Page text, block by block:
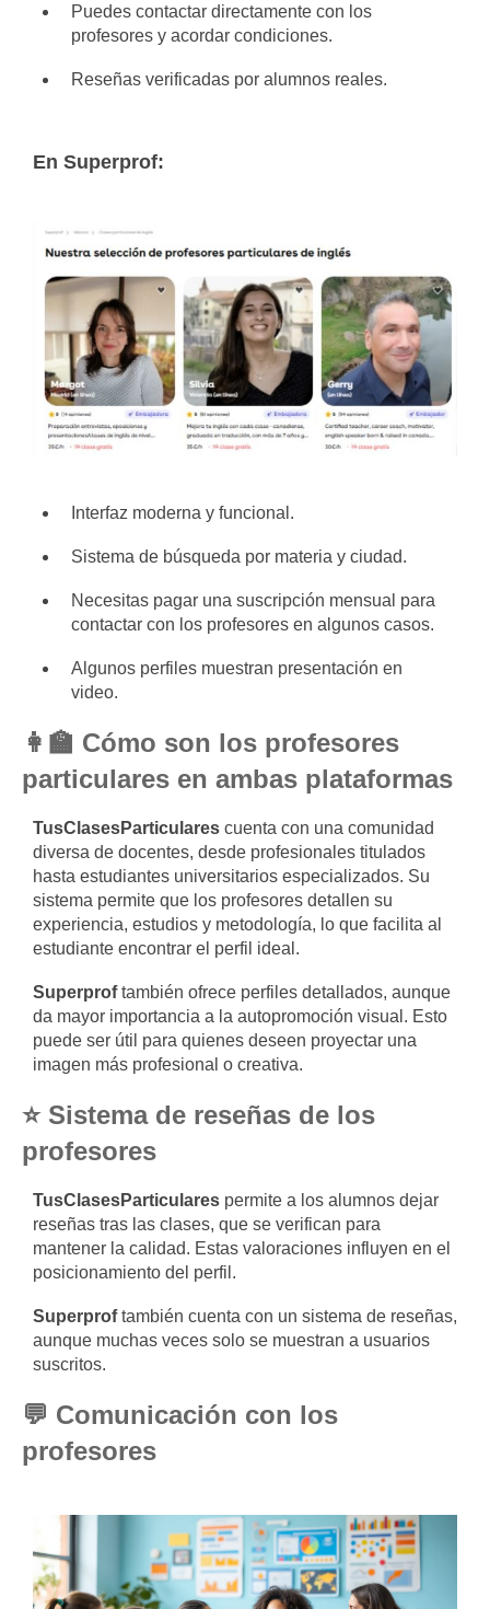
Puedes contactar directamente con los
profesores y acordar condiciones.
Reseñas verificadas por alumnos reales.
En Superprof:
Interfaz moderna y funcional.
Sistema de búsqueda por materia y ciudad.
Necesitas pagar una suscripción mensual para
contactar con los profesores en algunos casos.
Algunos perfiles muestran presentación en
video.
👩‍🏫 Cómo son los profesores
particulares en ambas plataformas
TusClasesParticulares cuenta con una comunidad
diversa de docentes, desde profesionales titulados
hasta estudiantes universitarios especializados. Su
sistema permite que los profesores detallen su
experiencia, estudios y metodología, lo que facilita al
estudiante encontrar el perfil ideal.
Superproftambién ofrece perfiles detallados, aunque
da mayor importancia a la autopromoción visual. Esto
puede ser útil para quienes deseen proyectar una
imagen más profesional o creativa.
⭐ Sistema de reseñas de los
profesores
TusClasesParticulares permite a los alumnos dejar
reseñas tras las clases, que se verifican para
mantener la calidad. Estas valoraciones influyen en el
posicionamiento del perfil.
Superproftambién cuenta con un sistema de reseñas,
aunque muchas veces solo se muestran a usuarios
suscritos.
💬 Comunicación con los
profesores